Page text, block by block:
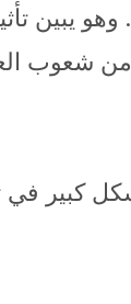
يبين
من شعوب
كبير